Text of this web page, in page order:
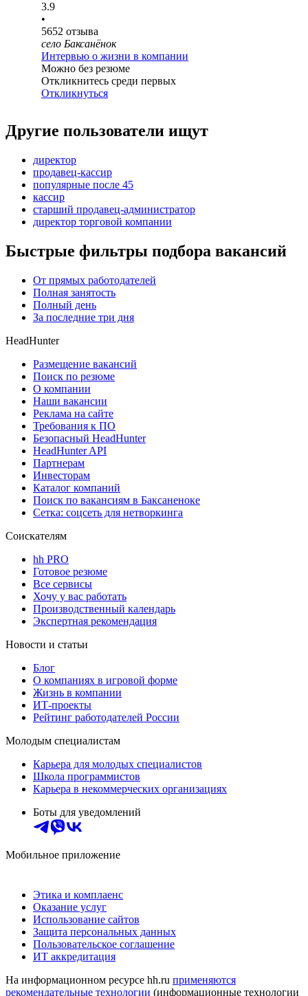
3.9
•
5652 отзыва
село Баксанёнок
Интервью о жизни в компании
Можно без резюме
Откликнитесь среди первых
Откликнуться
Другие пользователи ищут
директор
продавец-кассир
популярные после 45
кассир
старший продавец-администратор
директор торговой компании
Быстрые фильтры подбора вакансий
От прямых работодателей
Полная занятость
Полный день
За последние три дня
HeadHunter
Размещение вакансий
Поиск по резюме
О компании
Наши вакансии
Реклама на сайте
Требования к ПО
Безопасный HeadHunter
HeadHunter API
Партнерам
Инвесторам
Каталог компаний
Поиск по вакансиям в Баксаненоке
Сетка: соцсеть для нетворкинга
Соискателям
hh PRO
Готовое резюме
Все сервисы
Хочу у вас работать
Производственный календарь
Экспертная рекомендация
Новости и статьи
Блог
О компаниях в игровой форме
Жизнь в компании
ИТ-проекты
Рейтинг работодателей России
Молодым специалистам
Карьера для молодых специалистов
Школа программистов
Карьера в некоммерческих организациях
Боты для уведомлений
Мобильное приложение
Этика и комплаенс
Оказание услуг
Использование сайтов
Защита персональных данных
Пользовательское соглашение
ИТ аккредитация
На информационном ресурсе hh.ru применяются
рекомендательные технологии (информационные технологии